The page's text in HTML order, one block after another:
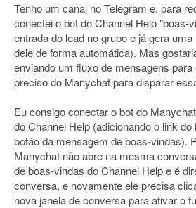
Tenho um canal no Telegram e, para
conectei o bot do Channel Help "boas-
entrada do lead no grupo e já gera
dele de forma automática). Mas
enviando um fluxo de mensagens para
preciso do Manychat para disparar
Eu consigo conectar o bot do
do Channel Help (adicionando o link
botão da mensagem de boas-vindas).
Manychat não abre na mesma
de boas-vindas do Channel Help e é
conversa, e novamente ele precisa
nova janela de conversa para ativar o